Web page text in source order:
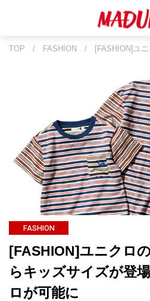
TOP / FASHION / [FASHION]ユ
FASHION
[FASHION]ユニクロ
らキッズサイズが登
ロが可能に